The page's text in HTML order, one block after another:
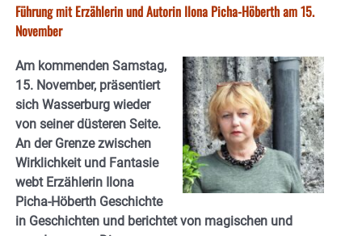
Führung mit Erzählerin und Autorin Ilona Picha-Höberth am 15.
November
Am kommenden Samstag,
15. November, präsentiert
sich Wasserburg wieder
von seiner düsteren Seite.
An der Grenze zwischen
Wirklichkeit und Fantasie
webt Erzählerin Ilona
Picha-Höberth Geschichte
in Geschichten und berichtet von magischen und